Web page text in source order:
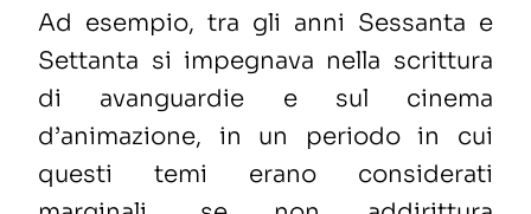
Ad esempio, tra gli anni Sessanta e
Settanta si impegnava nella scrittura
di avanguardie e sul cinema
d’animazione, in un periodo in cui
questi temi erano considerati